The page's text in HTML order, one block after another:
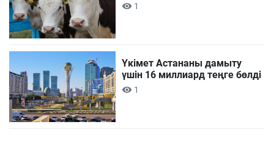
1
Үкімет Астананы дамыту
үшін 16 миллиард теңге бөлді
1